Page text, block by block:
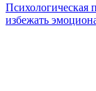
Психологическая
избежать